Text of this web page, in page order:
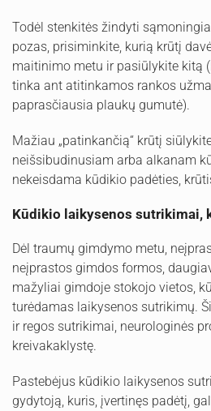
Todėl stenkitės žindyti
pozas, prisiminkite, kurią krūtį
maitinimo metu ir pasiūlykite kitą
tinka ant atitinkamos rankos
paprasčiausia plaukų gumutė).
Mažiau „patinkančią“ krūtį
neišsibudinusiam arba alkanam
nekeisdama kūdikio padėties,
Kūdikio laikysenos sutrikimai,
Dėl traumų gimdymo metu,
neįprastos gimdos formos,
mažyliai gimdoje stokojo vietos,
turėdamas laikysenos sutrikimų.
ir regos sutrikimai, neurologinės
kreivakaklystę.
Pastebėjus kūdikio laikysenos
gydytoją, kuris, įvertinęs padėtį,